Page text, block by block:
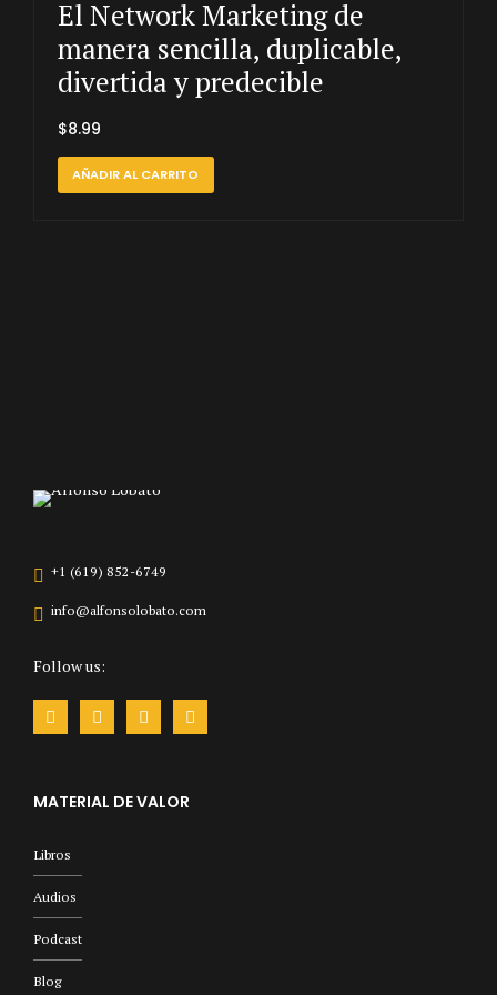
El Network Marketing de
manera sencilla, duplicable,
divertida y predecible
$8.99
AÑADIR AL CARRITO
+1 (619) 852-6749
info@alfonsolobato.com
Follow us:
MATERIAL DE VALOR
Libros
Audios
Podcast
Blog